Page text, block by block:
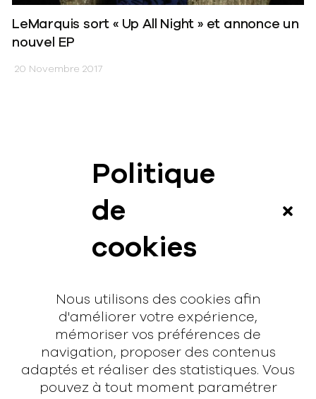
Politique
de
cookies
Nous utilisons des cookies afin
d'améliorer votre expérience,
mémoriser vos préférences de
navigation, proposer des contenus
adaptés et réaliser des statistiques. Vous
pouvez à tout moment paramétrer
LeMarquis sort « Up All Night » et annonce un
nouvel EP
20 Novembre 2017
Interview
Contact
hello@rodmusic.fr
SubmitHub
Groover